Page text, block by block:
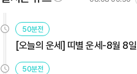
50분전
[오늘의 운세] 띠별 운세-8월 8일
50분전